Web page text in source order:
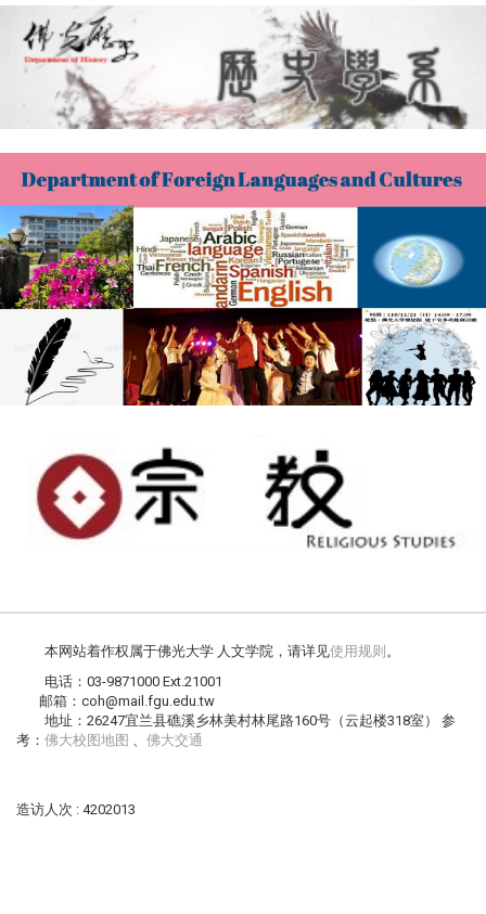
本网站着作权属于佛光大学 人文学院，请详见使用规则 。
电话：03-9871000 Ext.21001
邮箱：coh@mail.fgu.edu.tw
地址：26247宜兰县礁溪乡林美村林尾路160号（云起楼318室） 参
考： 佛大校图地图 、 佛大交通
造访人次 : 4202013